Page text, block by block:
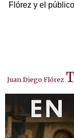
Flórez y el
Juan Diego Flórez